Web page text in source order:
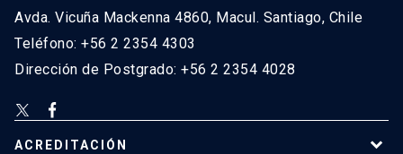
Avda. Vicuña Mackenna 4860, Macul. Santiago, Chile
Teléfono: +56 2 2354 4303
Dirección de Postgrado: +56 2 2354 4028
ACREDITACIÓN